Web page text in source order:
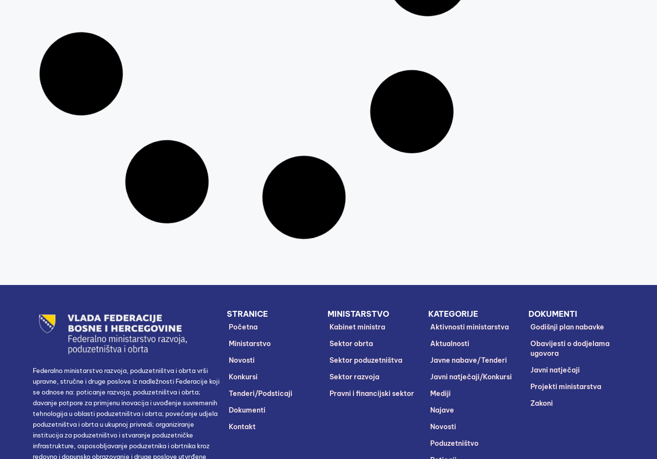
Federalno ministarstvo razvoja, poduzetništva i obrta vrši
upravne, stručne i druge poslove iz nadležnosti Federacije koji
se odnose na: poticanje razvoja, poduzetništva i obrta;
davanje potpore za primjenu inovacija i uvođenje suvremenih
tehnologija u oblasti poduzetništva i obrta; povećanje udjela
poduzetništva i obrta u ukupnoj privredi; organiziranje
institucija za poduzetništvo i stvaranje poduzetničke
infrastrukture, osposobljavanje poduzetnika i obrtnika kroz
redovno i dopunsko obrazovanje i druge poslove utvrđene
STRANICE
Početna
Ministarstvo
Novosti
Konkursi
Tenderi/Podsticaji
Dokumenti
Kontakt
MINISTARSTVO
Kabinet ministra
Sektor obrta
Sektor poduzetništva
Sektor razvoja
Pravni i financijski sektor
KATEGORIJE
Aktivnosti ministarstva
Aktualnosti
Javne nabave/Tenderi
Javni natječaji/Konkursi
Mediji
Najave
Novosti
Poduzetništvo
DOKUMENTI
Godišnji plan nabavke
Obavijesti o dodjelama
ugovora
Javni natječaji
Projekti ministarstva
Zakoni